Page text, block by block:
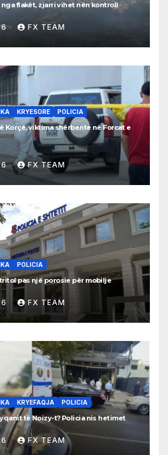
flakët, zjarri vihet nën kontroll
FX TEAM
KRYESORE POLICIA
Korçë, viktima shërbente në Forcat e
FX TEAM
POLICIA
pas një porosie për mobilje
FX TEAM
KRYEFAQJA POLICIA
të Noizy-t? Policia nis hetimet
FX TEAM